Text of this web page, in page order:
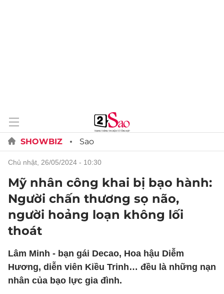
SHOWBIZ Sao
chủ nhật, 26/05/2024 - 10:30
Mỹ nhân công khai bị bạo hành:
Người chấn thương sọ não,
người hoảng loạn không lối
thoát
Lâm Minh - bạn gái Decao, Hoa hậu Diễm
Hương, diễn viên Kiều Trinh… đều là những nạn
nhân của bạo lực gia đình.